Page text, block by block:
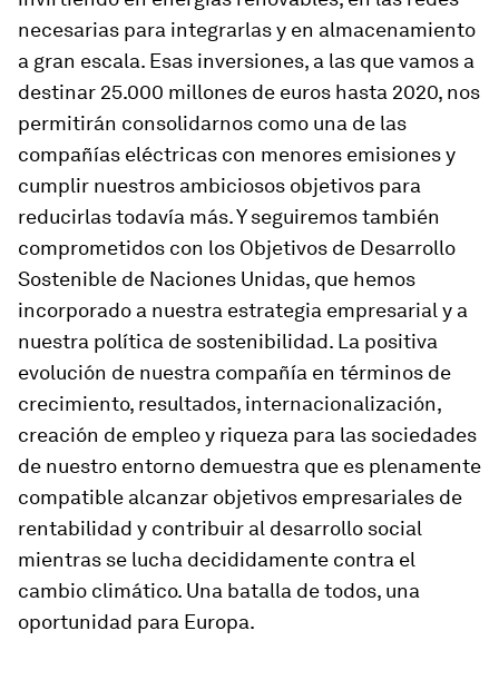
necesarias para integrarlas y en almacenamiento
a gran escala. Esas inversiones, a las que vamos a
destinar 25.000 millones de euros hasta 2020, nos
permitirán consolidarnos como una de las
compañías eléctricas con menores emisiones y
cumplir nuestros ambiciosos objetivos para
reducirlas todavía más. Y seguiremos también
comprometidos con los Objetivos de Desarrollo
Sostenible de Naciones Unidas, que hemos
incorporado a nuestra estrategia empresarial y a
nuestra política de sostenibilidad. La positiva
evolución de nuestra compañía en términos de
crecimiento, resultados, internacionalización,
creación de empleo y riqueza para las sociedades
de nuestro entorno demuestra que es plenamente
compatible alcanzar objetivos empresariales de
rentabilidad y contribuir al desarrollo social
mientras se lucha decididamente contra el
cambio climático. Una batalla de todos, una
oportunidad para Europa.